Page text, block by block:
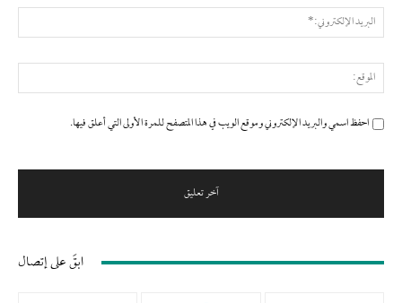
احفظ اسمي والبريد الإلكتروني وموقع الويب في هذا المتصفح للمرة الأولى التي أعلق فيها.
ابقَ على إتصال